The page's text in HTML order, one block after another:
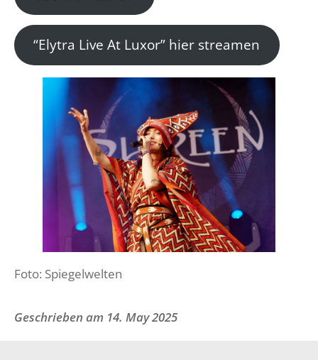
“Elytra Live At Luxor” hier streamen
Foto: Spiegelwelten
Geschrieben am 14. May 2025